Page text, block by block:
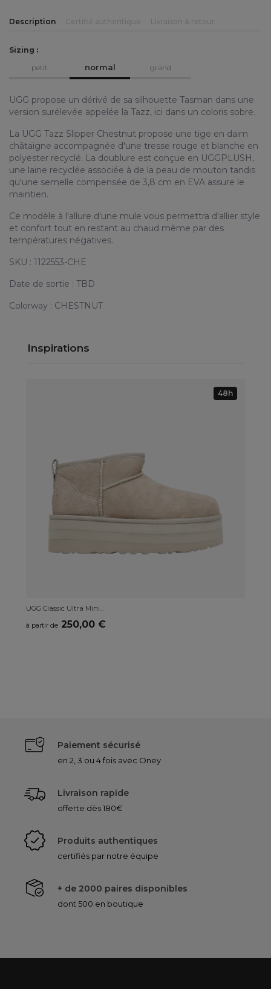
Description
Sizing :
petit
normal grand
UGG propose un dérivé de sa silhouette Tasman dans une
version surélevée appelée la Tazz, ici dans un coloris sobre.
La UGG Tazz Slipper Chestnut propose une tige en daim
châtaigne accompagnée d'une tresse rouge et blanche en
polyester recyclé. La doublure est conçue en UGGPLUSH,
une laine recyclée associée à de la peau de mouton tandis
qu'une semelle compensée de 3,8 cm en EVA assure le
maintien.
Ce modèle à l'allure d'une mule vous permettra d'allier style
et confort tout en restant au chaud même par des
températures négatives.
SKU : 1122553-CHE
Date de sortie : TBD
Colorway : CHESTNUT
Inspirations
48h
UGG Classic Ultra Mini...
à partir de 250,00 €
Paiement sécurisé
en 2, 3 ou 4 fois avec Oney
Livraison rapide
offerte dès 180€
Produits authentiques
certifiés par notre équipe
+ de 2000 paires disponibles
dont 500 en boutique